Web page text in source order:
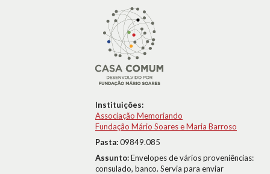
Instituições:
Associação Memoriando
Fundação Mário Soares e Maria Barroso
Pasta:09849.085
Assunto:Envelopes de vários proveniências:
consulado, banco. Servia para enviar